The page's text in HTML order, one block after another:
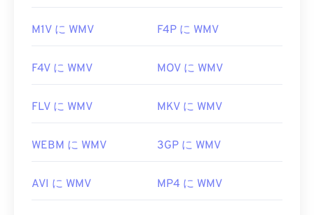
M1V に WMV F4P に WMV
F4V に WMV MOV に WMV
FLV に WMV MKV に WMV
WEBM に WMV 3GP に WMV
AVI に WMV MP4 に WMV